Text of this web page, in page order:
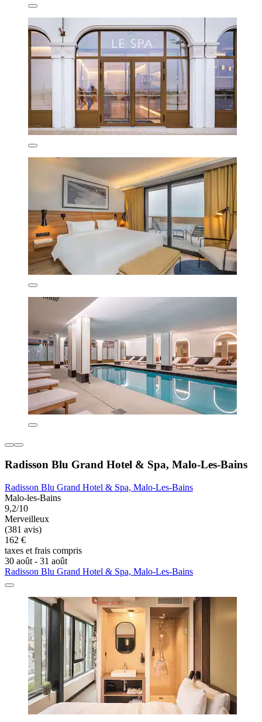
Radisson Blu Grand Hotel & Spa, Malo-Les-Bains
Radisson Blu Grand Hotel & Spa, Malo-Les-Bains
Malo-les-Bains
9,2/10
Merveilleux
(381 avis)
162 €
taxes et frais compris
30 août - 31 août
Radisson Blu Grand Hotel & Spa, Malo-Les-Bains